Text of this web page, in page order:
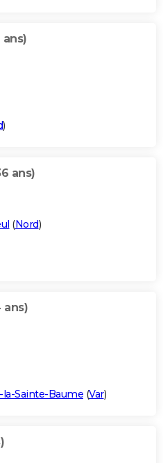
ans)
)
ans)
(Nord)
ans)
Sainte-Baume (Var)